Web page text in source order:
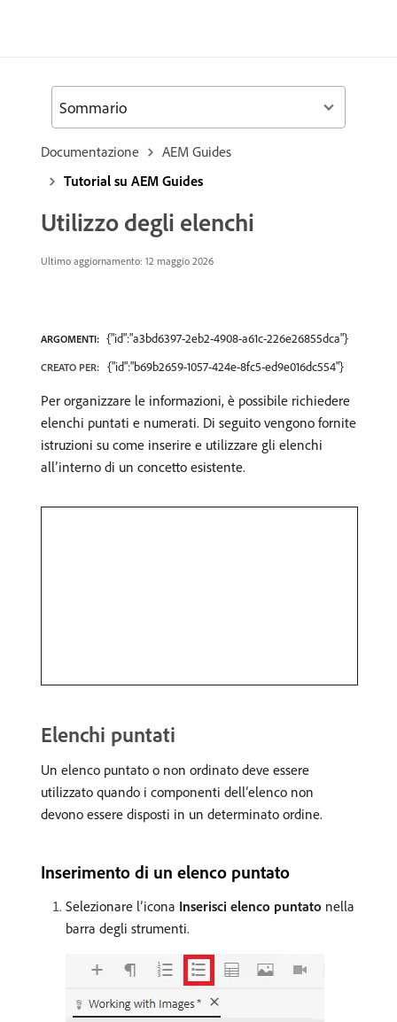
Documentazione
AEM Guides
Tutorial su AEM Guides
Utilizzo degli elenchi
Ultimo aggiornamento: 12 maggio 2026
ARGOMENTI: {"id":"a3bd6397-2eb2-4908-a61c-226e26855dca"}
CREATO PER: {"id":"b69b2659-1057-424e-8fc5-ed9e016dc554"}
Per organizzare le informazioni, è possibile richiedere
elenchi puntati e numerati. Di seguito vengono fornite
istruzioni su come inserire e utilizzare gli elenchi
all’interno di un concetto esistente.
Elenchi puntati
Un elenco puntato o non ordinato deve essere
utilizzato quando i componenti dell’elenco non
devono essere disposti in un determinato ordine.
Inserimento di un elenco puntato
Selezionare l’icona Inserisci elenco puntato nella
barra degli strumenti.
Sommario